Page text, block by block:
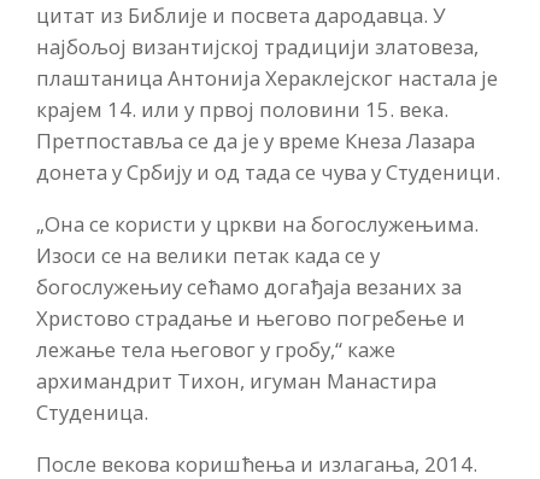
цитат из Библије и посвета дародавца. У
најбољој византијској традицији златовеза,
плаштаница Антонија Хераклејског настала је
крајем 14. или у првој половини 15. века.
Претпоставља се да је у време Кнеза Лазара
донета у Србију и од тада се чува у Студеници.
„Она се користи у цркви на богослужењима.
Изоси се на велики петак када се у
богослужењиу сећамо догађаја везаних за
Христово страдање и његово погребење и
лежање тела његовог у гробу,“ каже
архимандрит Тихон, игуман Манастира
Студеница.
После векова коришћења и излагања, 2014.